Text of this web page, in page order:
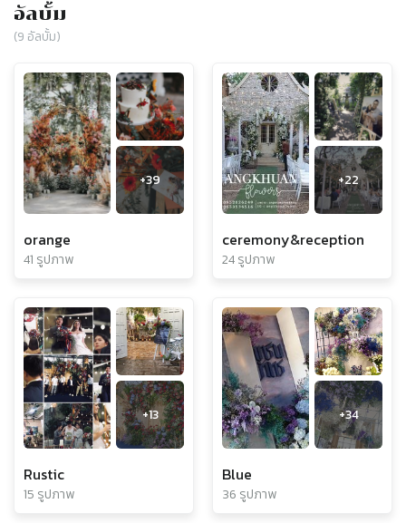
อัลบั้ม
(9 อัลบั้ม)
+39
orange
41 รูปภาพ
+22
ceremony&reception
24 รูปภาพ
+13
Rustic
15 รูปภาพ
+34
Blue
36 รูปภาพ